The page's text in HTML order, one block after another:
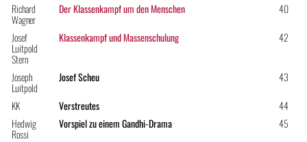
Richard
Wagner
Der Klassenkampf um den Menschen
40
Josef
Luitpold
Stern
Klassenkampf und Massenschulung 42
Joseph
Luitpold
Josef Scheu
43
KK
Verstreutes
44
Hedwig
Rossi
Vorspiel zu einem Gandhi-Drama
45